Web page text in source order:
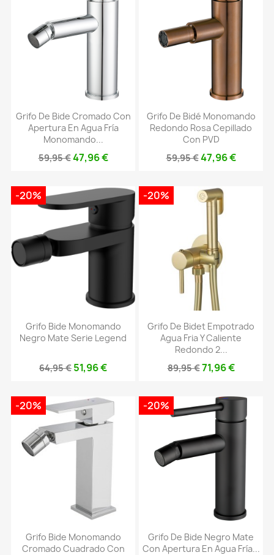
Grifo De Bide Cromado Con
Apertura En Agua Fría
Monomando...
59,95 €47,96 €
Grifo De Bidé Monomando
Redondo Rosa Cepillado
Con PVD
59,95 €47,96 €
Grifo Bide Monomando
Negro Mate Serie Legend
64,95 € 51,96 €
-20%
Grifo De Bidet Empotrado
Agua Fria Y Caliente
Redondo 2...
89,95 €71,96 €
-20%
Grifo Bide Monomando
Cromado Cuadrado Con
-20%
Grifo De Bide Negro Mate
Con Apertura En Agua Fría...
-20%